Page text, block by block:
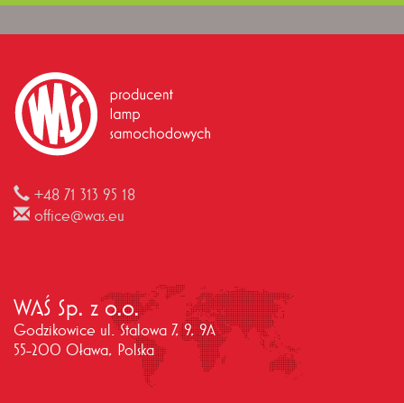
+48 71 313 95 18
office@was.eu
WAŚ Sp. z o.o.
Godzikowice ul. Stalowa 7, 9, 9A
55-200 Oława, Polska